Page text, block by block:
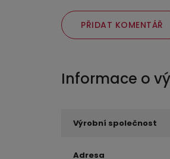
PŘIDAT KOMENTÁŘ
Výrobní společnost
Adresa